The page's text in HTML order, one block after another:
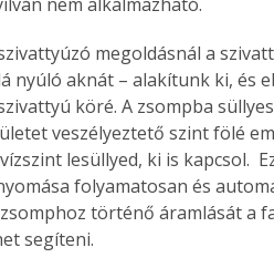
az
Old
új,
egyedi
vagy
Együtt jobban megéri! A
párosítással
áron, 0 Ft
megrendelhetők!
megoldásnál a
nyúló aknát – alakítunk ki, és
köré. A zsompba
veszélyeztető szint fölé
lesüllyed, ki is kapcsol.
folyamatosan és
történő áramlását a
segíteni.